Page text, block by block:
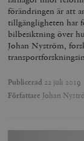
förändringen är att
tillgängligheten har
bilbesiktning över
Johan Nyström,
Publicerad 22 juli 2019
Författare Johan